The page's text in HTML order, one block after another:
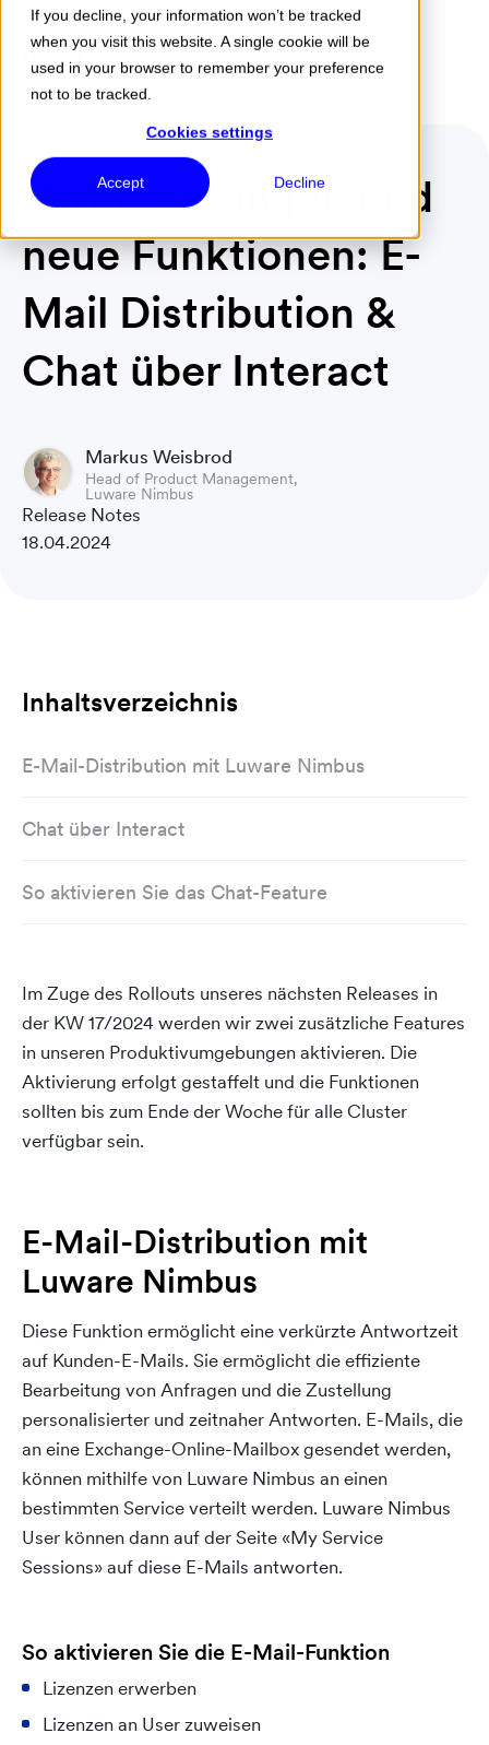
If you decline, your information won’t be tracked
when you visit this website. A single cookie will be
used in your browser to remember your preference
not to be tracked.
Cookies settings
Accept Decline
Menu
Verbesserungen und
neue Funktionen: E-
Mail Distribution &
Chat über Interact
Markus Weisbrod
Head of Product Management,
Luware Nimbus
Release Notes
18.04.2024
Inhaltsverzeichnis
E-Mail-Distribution mit Luware Nimbus
Chat über Interact
So aktivieren Sie das Chat-Feature
Im Zuge des Rollouts unseres nächsten Releases in
der KW 17/2024 werden wir zwei zusätzliche Features
in unseren Produktivumgebungen aktivieren. Die
Aktivierung erfolgt gestaffelt und die Funktionen
sollten bis zum Ende der Woche für alle Cluster
verfügbar sein.
E-Mail-Distribution mit
Luware Nimbus
Diese Funktion ermöglicht eine verkürzte Antwortzeit
auf Kunden-E-Mails. Sie ermöglicht die effiziente
Bearbeitung von Anfragen und die Zustellung
personalisierter und zeitnaher Antworten. E-Mails, die
an eine Exchange-Online-Mailbox gesendet werden,
können mithilfe von Luware Nimbus an einen
bestimmten Service verteilt werden. Luware Nimbus
User können dann auf der Seite «My Service
Sessions» auf diese E-Mails antworten.
So aktivieren Sie die E-Mail-Funktion
Lizenzen erwerben
Lizenzen an User zuweisen